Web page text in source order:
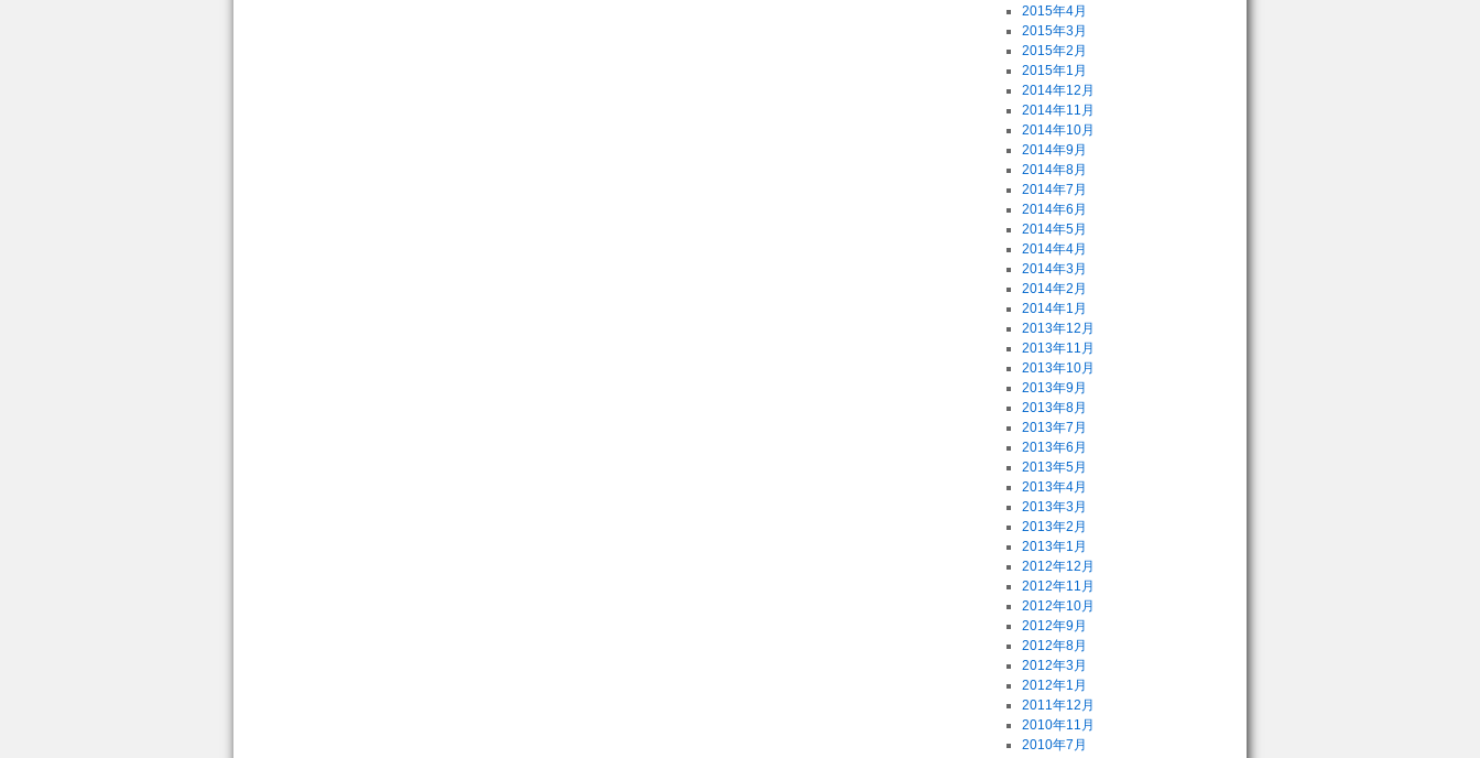
2015年4月
2015年3月
2015年2月
2015年1月
2014年12月
2014年11月
2014年10月
2014年9月
2014年8月
2014年7月
2014年6月
2014年5月
2014年4月
2014年3月
2014年2月
2014年1月
2013年12月
2013年11月
2013年10月
2013年9月
2013年8月
2013年7月
2013年6月
2013年5月
2013年4月
2013年3月
2013年2月
2013年1月
2012年12月
2012年11月
2012年10月
2012年9月
2012年8月
2012年3月
2012年1月
2011年12月
2010年11月
2010年7月